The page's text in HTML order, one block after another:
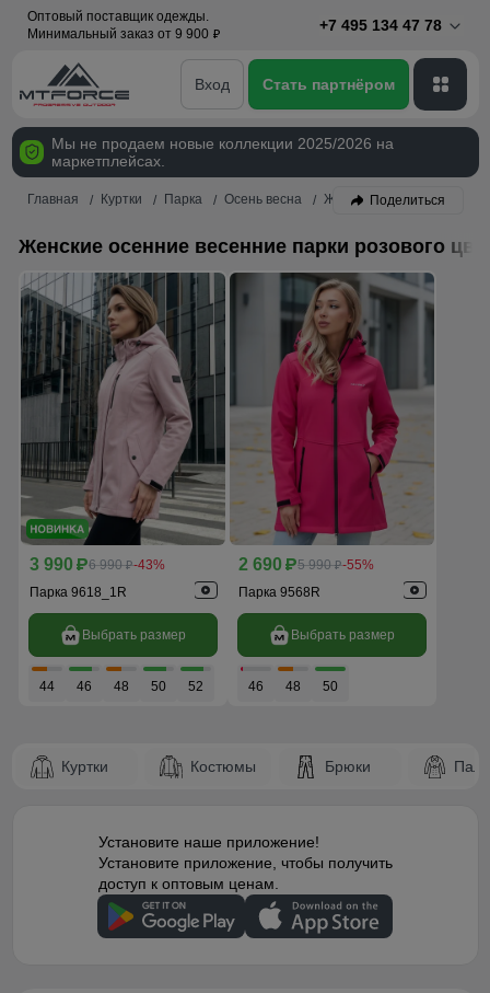
Оптовый поставщик одежды.
Минимальный заказ от 9 900 p
+7 495 134 47 78
Вход Стать партнёром
Мы не продаем новые коллекции 2025/2026 на
маркетплейсах.
Главная Куртки Парка Осень весна Женский Розовый
Поделиться
Женские осенние весенние парки розового
3 990 p6 990 p-43%
Парка 9618_1R
Выбрать размер
44 46 48 50 52
2 690 p5 990 p-55%
Парка 9568R
Выбрать размер
46 48 50
Куртки Костюмы Брюки
Установите наше приложение!
Установите приложение, чтобы получить
доступ к оптовым ценам.